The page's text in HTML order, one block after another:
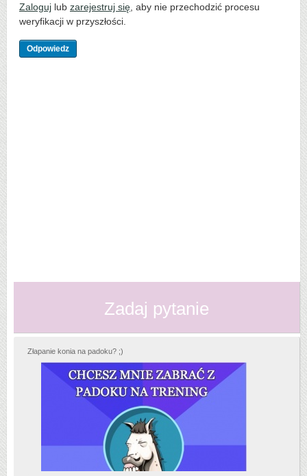
Zaloguj lub zarejestruj się , aby nie przechodzić procesu
weryfikacji w przyszłości.
Zadaj pytanie
Złapanie konia na padoku? ;)